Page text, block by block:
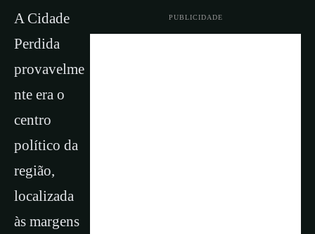
PUBLICIDADE
A Cidade
Perdida
provavelme
nte era o
centro
político da
região,
localizada
às margens